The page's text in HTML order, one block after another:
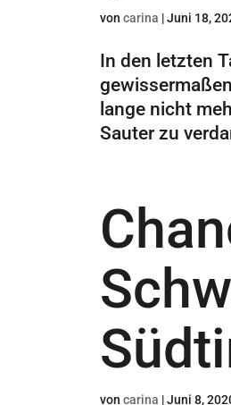
von carina |Juni 18,
In den letzten
lange nicht
Sauter zu
von carina |Juni 8,